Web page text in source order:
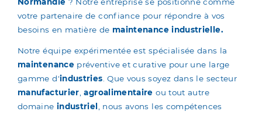
votre partenaire de confiance pour répondre à vos
besoins en matière de maintenance industrielle.
Notre équipe expérimentée est spécialisée dans la
maintenance préventive et curative pour une large
gamme d'industries . Que vous soyez dans le secteur
manufacturier ,agroalimentaire ou tout autre
domaine industriel
, nous avons les compétences